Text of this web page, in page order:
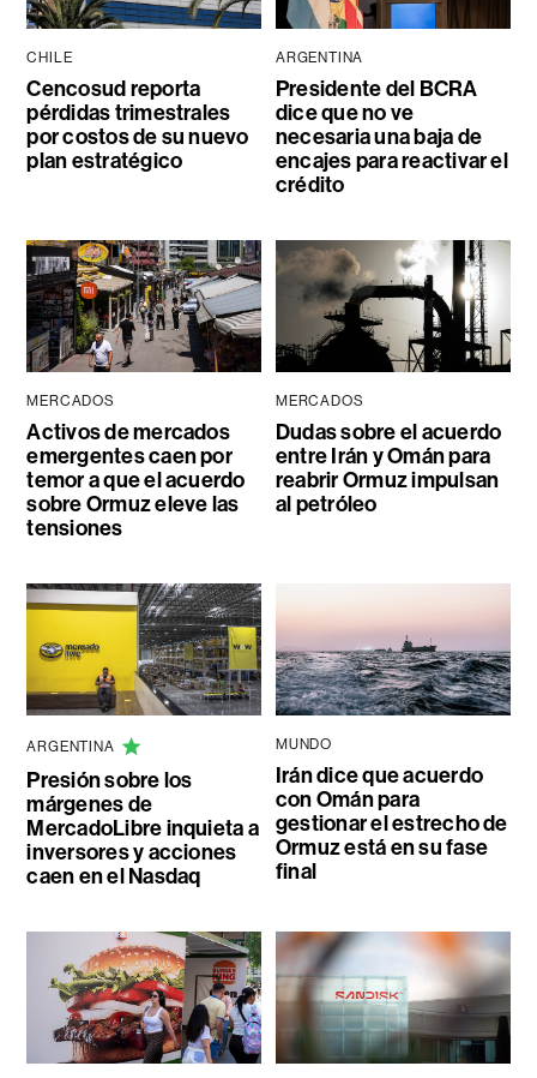
CHILE
Cencosud reporta
pérdidas trimestrales
por costos de su nuevo
plan estratégico
ARGENTINA
Presidente del BCRA
dice que no ve
necesaria una baja de
encajes para reactivar el
crédito
MERCADOS
Activos de mercados
emergentes caen por
temor a que el acuerdo
sobre Ormuz eleve las
tensiones
MERCADOS
Dudas sobre el acuerdo
entre Irán y Omán para
reabrir Ormuz impulsan
al petróleo
ARGENTINA
Presión sobre los
márgenes de
MercadoLibre inquieta a
inversores y acciones
caen en el Nasdaq
MUNDO
Irán dice que acuerdo
con Omán para
gestionar el estrecho de
Ormuz está en su fase
final